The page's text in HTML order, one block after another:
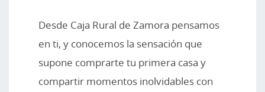
Desde Caja Rural de Zamora pensamos
en ti, y conocemos la sensación que
supone comprarte tu primera casa y
compartir momentos inolvidables con